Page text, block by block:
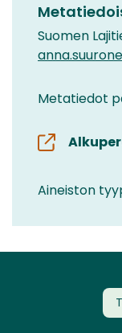
Suomen
Metatiedot
Aineiston